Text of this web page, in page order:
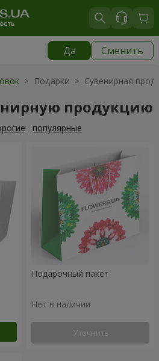
Да Сменить
> Подарки > Сувенирная
продукцию
популярные
Подарочный пакет
Нет в наличии
Уточнить